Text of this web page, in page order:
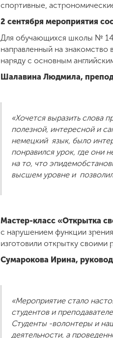
спортивные,
2 сентября мероприятия
Для обучающихся школы №
направленный на
наряду с основным
Шалавина Людмила,
«Хочется выразить слова
полезной, интересной и
немецкий язык, было
понравился урок, где они
на то, что
высшем уровне и
Мастер-класс «Открытка
с нарушением функции
изготовили открытку своими
Сумарокова Ирина,
«Мероприятие стало
студентов и
Студенты -волонтеры и
деятельности, а